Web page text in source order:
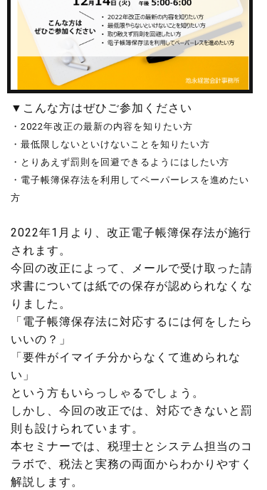
▼こんな方はぜひご参加ください
・2022年改正の最新の内容を知りたい方
・最低限しないといけないことを知りたい方
・とりあえず罰則を回避できるようにはしたい方
・電子帳簿保存法を利用してペーパーレスを進めたい
方
2022年1月より、改正電子帳簿保存法が施行
されます。
今回の改正によって、メールで受け取った請
求書については紙での保存が認められなくな
りました。
「電子帳簿保存法に対応するには何をしたら
いいの？」
「要件がイマイチ分からなくて進められな
い」
という方もいらっしゃるでしょう。
しかし、今回の改正では、対応できないと罰
則も設けられています。
本セミナーでは、税理士とシステム担当のコ
ラボで、税法と実務の両面からわかりやすく
解説します。